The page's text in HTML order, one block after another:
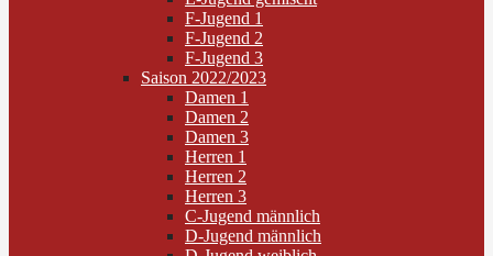
F-Jugend 1
F-Jugend 2
F-Jugend 3
Saison 2022/2023
Damen 1
Damen 2
Damen 3
Herren 1
Herren 2
Herren 3
C-Jugend männlich
D-Jugend männlich